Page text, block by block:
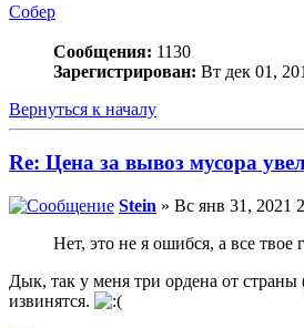
Собер
Сообщения: 1130
Зарегистрирован: Вт дек 01,
Вернуться к началу
Re: Цена за вывоз мусора
Stein » Вс янв 31, 2021
Нет, это не я ошибся, а все
Дык, так у меня три ордена от страны
извинятся.